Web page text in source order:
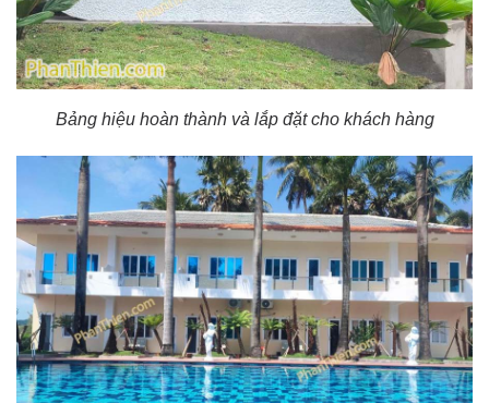
Bảng hiệu hoàn thành và lắp đặt cho khách hàng